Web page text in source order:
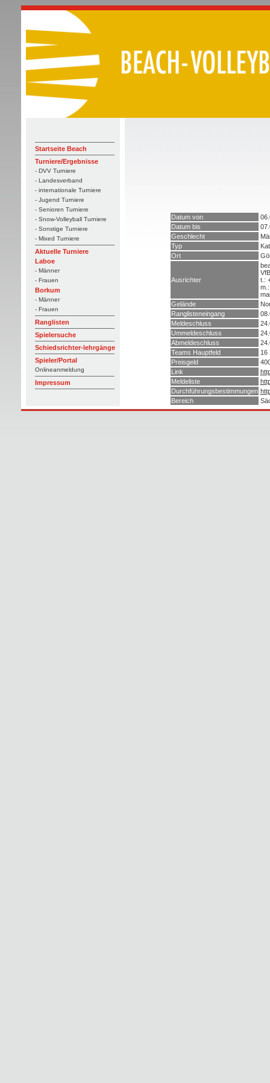
Startseite Beach
Turniere/Ergebnisse
- DVV Turniere
- Landesverband
- internationale Turniere
- Jugend Turniere
- Senioren Turniere
- Snow-Volleyball Turniere
- Sonstige Turniere
- Mixed Turniere
Aktuelle Turniere
Laboe
- Männer
- Frauen
Borkum
- Männer
- Frauen
Ranglisten
Spielersuche
Schiedsrichter-lehrgänge
Spieler/Portal
Onlineanmeldung
Impressum
Datum von
Datum bis
Geschlecht
Typ
Ort
Ausrichter
t.:
Gelände
Ranglisteneingang
Meldeschluss
Ummeldeschluss
Abmeldeschluss
Teams Hauptfeld
16
Preisgeld
Link
Meldeliste
Durchführungsbestimmungen
Bereich